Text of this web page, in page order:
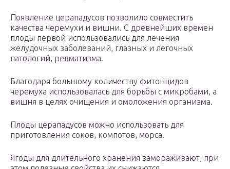
Появление церападусов позволило совместить
качества черемухи и вишни. С древнейших времен
плоды первой использовались для лечения
желудочных заболеваний, глазных и легочных
патологий, ревматизма.
Благодаря большому количеству фитонцидов
черемуха использовалась для борьбы с микробами, а
вишня в целях очищения и омоложения организма.
Плоды церападусов можно использовать для
приготовления соков, компотов, морса.
Ягоды для длительного хранения замораживают, при